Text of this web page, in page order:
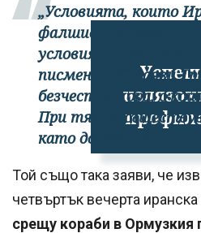
„Условията, които
фалшивите медии,
условията, които
писмен вид“, заяви
безчестни хора, с
При тях не
като добросъвестни
Той също така заяви, че
четвъртък вечерта иранска
срещу кораби в Ормузкия